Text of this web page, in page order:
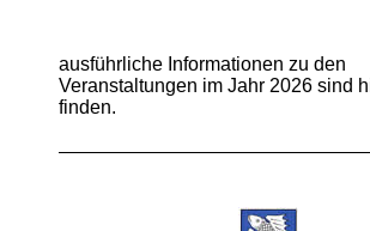
ausführliche Informationen zu den
Veranstaltungen im Jahr 2026 sind
finden.